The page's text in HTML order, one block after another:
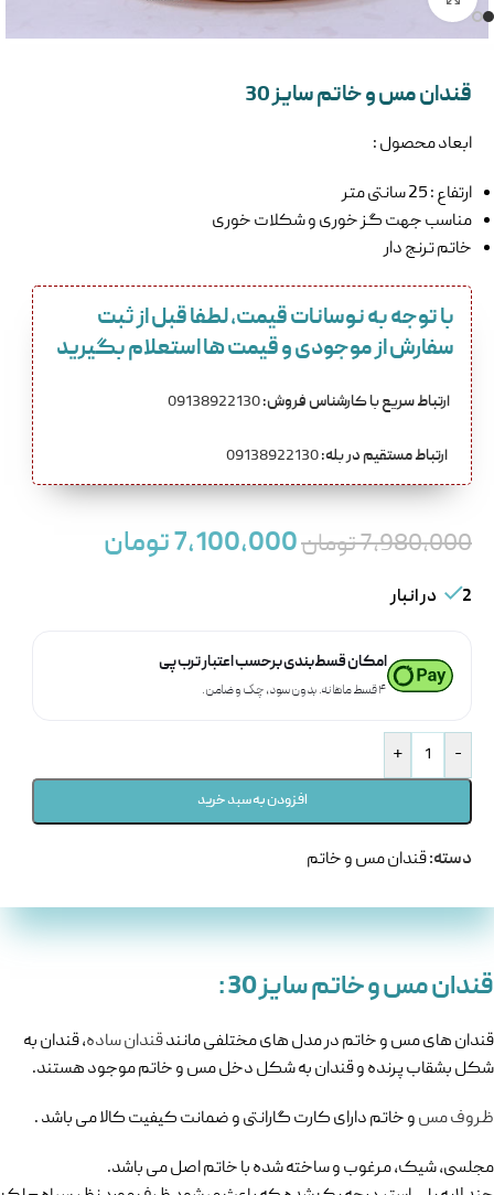
قندان مس و خاتم سایز 30
ابعاد محصول :
ارتفاع : 25 سانتی متر
مناسب جهت گز خوری و شکلات خوری
خاتم ترنج دار
با توجه به نوسانات قیمت، لطفا قبل از ثبت
سفارش از موجودی و قیمت ها استعلام بگیرید
ارتباط سریع با کارشناس فروش:
ارتباط مستقیم در بله:
7,980,000تومان7,100,000تومان
2 در انبار
امکان قسط‌بندی برحسب اعتبار ترب‌پی
۴ قسط ماهانه. بدون سود، چک و ضامن.
-
+
افزودن به سبد خرید
دسته:قندان مس و خاتم
قندان مس و خاتم سایز 30 :
قندان های مس و خاتم در مدل های مختلفی مانندقندان ساده، قندان به
شکل بشقاب پرنده و قندان به شکل دخل مس و خاتم موجود هستند.
ظروف مسو خاتم دارای کارت گارانتی و ضمانت کیفیت کالا می باشد .
مجلسی، شیک، مرغوب و ساخته شده با خاتم اصل می باشد.